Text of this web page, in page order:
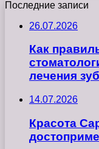
Последние записи
26.07.2026
Как
лечения
14.07.2026
Красота